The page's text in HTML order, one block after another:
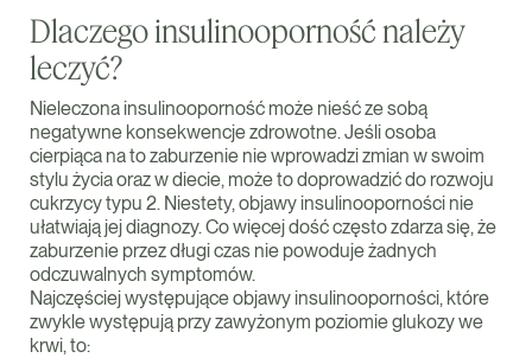
Dlaczego insulinooporność należy
leczyć?
Nieleczona insulinooporność może nieść ze sobą
negatywne konsekwencje zdrowotne. Jeśli osoba
cierpiąca na to zaburzenie nie wprowadzi zmian w swoim
stylu życia oraz w diecie, może to doprowadzić do rozwoju
cukrzycy typu 2. Niestety, objawy insulinooporności nie
ułatwiają jej diagnozy. Co więcej dość często zdarza się, że
zaburzenie przez długi czas nie powoduje żadnych
odczuwalnych symptomów.
Najczęściej występujące objawy insulinooporności, które
zwykle występują przy zawyżonym poziomie glukozy we
krwi, to: